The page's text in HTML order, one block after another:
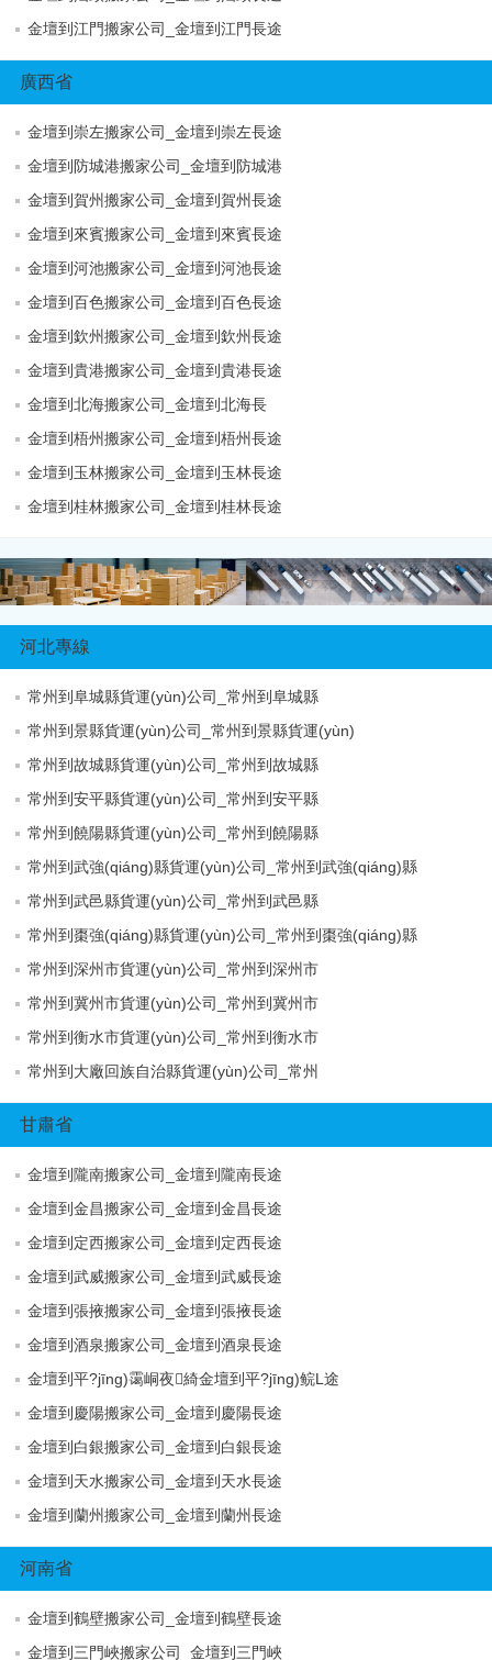
金壇到江門搬家公司_金壇到江門長途
廣西省
金壇到崇左搬家公司_金壇到崇左長途
金壇到防城港搬家公司_金壇到防城港
金壇到賀州搬家公司_金壇到賀州長途
金壇到來賓搬家公司_金壇到來賓長途
金壇到河池搬家公司_金壇到河池長途
金壇到百色搬家公司_金壇到百色長途
金壇到欽州搬家公司_金壇到欽州長途
金壇到貴港搬家公司_金壇到貴港長途
金壇到北海搬家公司_金壇到北海長
金壇到梧州搬家公司_金壇到梧州長途
金壇到玉林搬家公司_金壇到玉林長途
金壇到桂林搬家公司_金壇到桂林長途
河北專線
常州到阜城縣貨運(yùn)公司_常州到阜城縣
常州到景縣貨運(yùn)公司_常州到景縣貨運(yùn)
常州到故城縣貨運(yùn)公司_常州到故城縣
常州到安平縣貨運(yùn)公司_常州到安平縣
常州到饒陽縣貨運(yùn)公司_常州到饒陽縣
常州到武強(qiáng)縣貨運(yùn)公司_常州到武強(qiáng)縣
常州到武邑縣貨運(yùn)公司_常州到武邑縣
常州到棗強(qiáng)縣貨運(yùn)公司_常州到棗強(qiáng)縣
常州到深州市貨運(yùn)公司_常州到深州市
常州到冀州市貨運(yùn)公司_常州到冀州市
常州到衡水市貨運(yùn)公司_常州到衡水市
常州到大廠回族自治縣貨運(yùn)公司_常州
甘肅省
金壇到隴南搬家公司_金壇到隴南長途
金壇到金昌搬家公司_金壇到金昌長途
金壇到定西搬家公司_金壇到定西長途
金壇到武威搬家公司_金壇到武威長途
金壇到張掖搬家公司_金壇到張掖長途
金壇到酒泉搬家公司_金壇到酒泉長途
金壇到平?jīng)霭峒夜綺金壇到平?jīng)鲩L途
金壇到慶陽搬家公司_金壇到慶陽長途
金壇到白銀搬家公司_金壇到白銀長途
金壇到天水搬家公司_金壇到天水長途
金壇到蘭州搬家公司_金壇到蘭州長途
河南省
金壇到鶴壁搬家公司_金壇到鶴壁長途
金壇到三門峽搬家公司_金壇到三門峽